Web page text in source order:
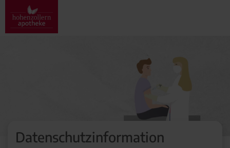
Datenschutzinformation